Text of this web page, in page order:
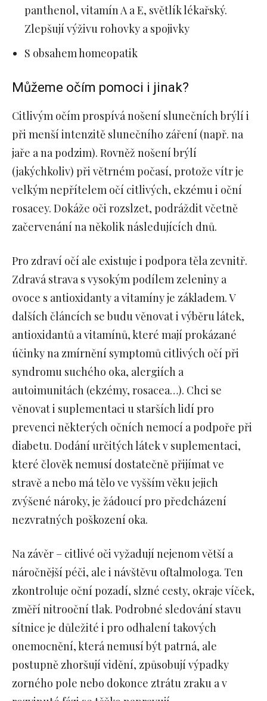
panthenol, vitamín A a E, světlík lékařský.
Zlepšují výživu rohovky a spojivky
S obsahem homeopatik
Můžeme očím pomoci i jinak?
Citlivým očím prospívá nošení slunečních brýlí i
při menší intenzitě slunečního záření (např. na
jaře a na podzim). Rovněž nošení brýlí
(jakýchkoliv) při větrném počasí, protože vítr je
velkým nepřítelem očí citlivých, ekzému i oční
rosacey. Dokáže oči rozslzet, podráždit včetně
začervenání na několik následujících dnů.
Pro zdraví očí ale existuje i podpora těla zevnitř.
Zdravá strava s vysokým podílem zeleniny a
ovoce s antioxidanty a vitamíny je základem. V
dalších článcích se budu věnovat i výběru látek,
antioxidantů a vitamínů, které mají prokázané
účinky na zmírnění symptomů citlivých očí při
syndromu suchého oka, alergiích a
autoimunitách (ekzémy, rosacea…). Chci se
věnovat i suplementaci u starších lidí pro
prevenci některých očních nemocí a podpoře při
diabetu. Dodání určitých látek v suplementaci,
které člověk nemusí dostatečně přijímat ve
stravě a nebo má tělo ve vyšším věku jejich
zvýšené nároky, je žádoucí pro předcházení
nezvratných poškození oka.
Na závěr – citlivé oči vyžadují nejenom větší a
náročnější péči, ale i návštěvu oftalmologa. Ten
zkontroluje oční pozadí, slzné cesty, okraje víček,
změří nitrooční tlak. Podrobné sledování stavu
sítnice je důležité i pro odhalení takových
onemocnění, která nemusí být patrná, ale
postupně zhoršují vidění, způsobují výpadky
zorného pole nebo dokonce ztrátu zraku a v